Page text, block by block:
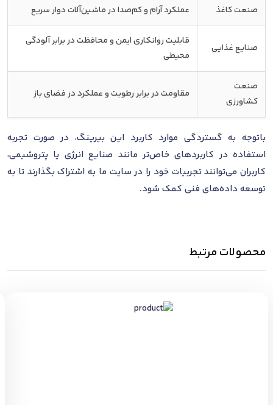
صنعت کاغذ عملکرد آرام و کم‌صدا در ماشین‌آلات دوار سریع
صنایع غذایی
قابلیت روانکاری ایمن و محافظت در برابر آلودگی
محیطی
صنعت
کشاورزی
مقاومت در برابر رطوبت و عملکرد در فضای باز
باتوجه به گستردگی موارد کاربرد این بیرینگ، در صورت تجربه
استفاده در کاربردهای خاص‌تر مانند صنایع انرژی یا پتروشیمی،
کاربران می‌توانند تجربیات خود را در سایت ما به اشتراک بگذارند تا به
توسعه داده‌های فنی کمک شود.
محصولات مرتبط